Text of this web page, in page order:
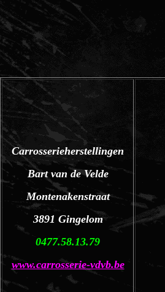
Carrosserieherstellingen
Bart van de Velde
Montenakenstraat
3891 Gingelom
0477.58.13.79
www.carrosserie-vdvb.be